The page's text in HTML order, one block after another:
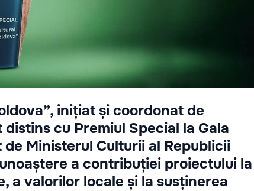
inițiat și coordonat de
cu Premiul Special la Gala
Ministerul Culturii al Republicii
a contribuției proiectului la
a valorilor locale și la susținerea